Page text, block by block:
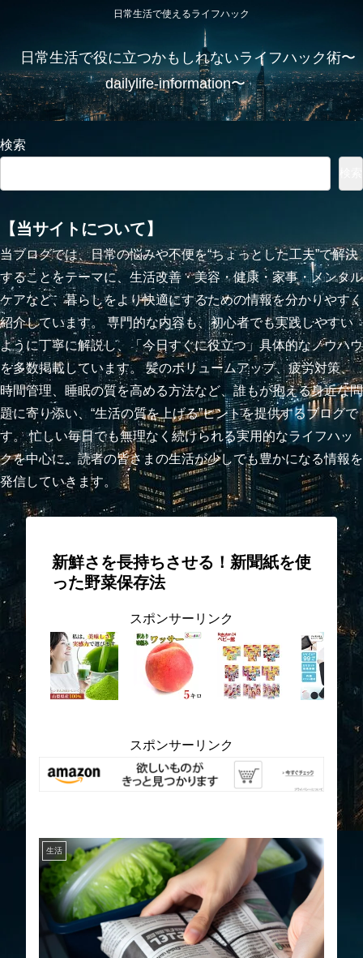
日常生活で使えるライフハック
日常生活で役に立つかもしれないライフハック術〜
dailylife-information〜
検索
【当サイトについて】
当ブログでは、日常の悩みや不便を“ちょっとした工夫”で解決
することをテーマに、生活改善・美容・健康・家事・メンタル
ケアなど、暮らしをより快適にするための情報を分かりやすく
紹介しています。 専門的な内容も、初心者でも実践しやすい
ように丁寧に解説し、「今日すぐに役立つ」具体的なノウハウ
を多数掲載しています。 髪のボリュームアップ、疲労対策、
時間管理、睡眠の質を高める方法など、誰もが抱える身近な問
題に寄り添い、“生活の質を上げる”ヒントを提供するブログで
す。 忙しい毎日でも無理なく続けられる実用的なライフハッ
クを中心に、読者の皆さまの生活が少しでも豊かになる情報を
発信していきます。
新鮮さを長持ちさせる！新聞紙を使
った野菜保存法
スポンサーリンク
スポンサーリンク
生活